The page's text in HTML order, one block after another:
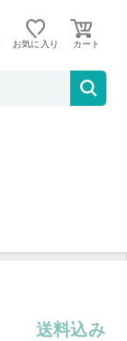
お気に入り
送料込み